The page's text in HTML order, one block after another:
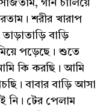
গান চালিয়ে
শরীর খারাপ
বাড়ি
পড়েছে। শুতে
কি করছি। আমি
বাবার বাড়ি আসা
নি। টের পেলাম